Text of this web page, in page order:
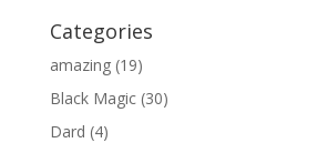
Categories
amazing(19)
Black Magic(30)
Dard (4)